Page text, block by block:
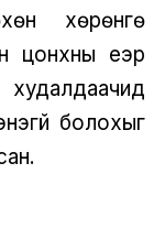
хөрөнгө
цонхны үеэр
болохыг